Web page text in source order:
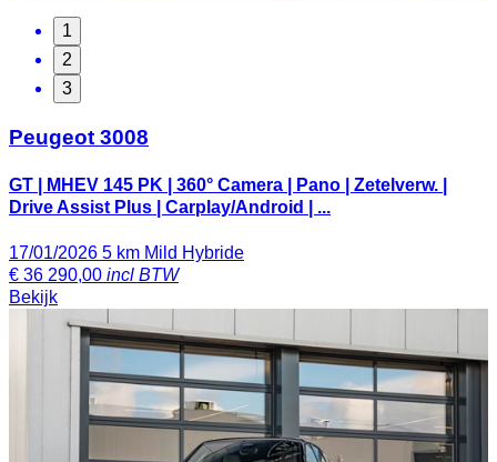
1
2
3
Peugeot 3008
GT | MHEV 145 PK | 360° Camera | Pano | Zetelverw. |
Drive Assist Plus | Carplay/Android | ...
17/01/2026 5 km Mild Hybride
€ 36 290,00 incl BTW
Bekijk